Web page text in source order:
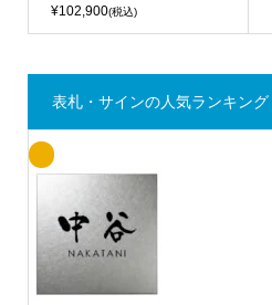
¥102,900(税込)
表札・サインの人気ランキング